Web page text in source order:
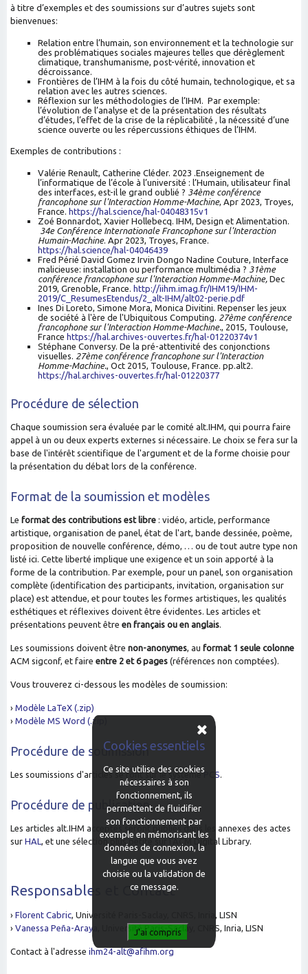
à titre d’exemples et des soumissions sur d’autres sujets sont
bienvenues:
Relation entre l’humain, son environnement et la technologie sur
des problématiques sociales majeures telles que dérèglement
climatique, transhumanisme, post-vérité, innovation et
décroissance.
Frontières de l’IHM à la fois du côté humain, technologique, et sa
relation avec les autres sciences.
Réflexion sur les méthodologies de l’IHM. Par exemple:
l’évolution de l’analyse et de la présentation des résultats
d’études, l’effet de la crise de la réplicabilité , la nécessité d’une
science ouverte ou les répercussions éthiques de l’IHM.
Exemples de contributions :
Valérie Renault, Catherine Cléder. 2023 .Enseignement de
l’informatique de l’école à l’université : l’Humain, utilisateur final
des interfaces, est-il le grand oublié ? 34ème conférence
francophone sur l'Interaction Homme-Machine, Apr 2023, Troyes,
France. https://hal.science/hal-04048315v1
Zoé Bonnardot, Xavier Hollebecq. IHM, Design et Alimentation.
34e Conférence Internationale Francophone sur l'Interaction
Humain-Machine. Apr 2023, Troyes, France.
https://hal.science/hal-04046439
Fred Périé David Gomez Irvin Dongo Nadine Couture, Interface
malicieuse: installation ou performance multimédia ? 31ème
conférence francophone sur l'Interaction Homme-Machine, Dec
2019, Grenoble, France. http://iihm.imag.fr/IHM19/IHM-
2019/C_ResumesEtendus/2_alt-IHM/alt02-perie.pdf
Ines Di Loreto, Simone Mora, Monica Divitini. Repenser les jeux
de société à l'ère de l'Ubiquitous Computing.
27ème conférence
francophone sur l'Interaction Homme-Machine.
, 2015, Toulouse,
France https://hal.archives-ouvertes.fr/hal-01220374v1
Stéphane Conversy. De la pré-attentivité des conjonctions
visuelles.
27ème conférence francophone sur l'Interaction
Homme-Machine. , Oct 2015, Toulouse, France. pp.alt2.
https://hal.archives-ouvertes.fr/hal-01220377
Procédure de sélection
Chaque soumission sera évaluée par le comité alt.IHM, qui pourra faire
appel à un ou deux experts externes si nécessaire. Le choix se fera sur la
base de l'intérêt scientifique de l'argument et de la forme choisie pour
la présentation du débat lors de la conférence.
Format de la soumission et modèles
Le format des contributions est libre : vidéo, article, performance
artistique, organisation de panel, état de l'art, bande dessinée, poème,
proposition de nouvelle conférence, démo, … ou de tout autre type non
listé ici. Cette liberté implique une exigence et un soin apporté à la
forme de la contribution. Par exemple, pour un panel, son organisation
complète (identification des participants, invitation, organisation sur
place) est attendue, et pour toutes les formes artistiques, les qualités
esthétiques et réflexives doivent être évidentes. Les articles et
présentations peuvent être en français ou en anglais
Les soumissions doivent être non-anonymes , au format 1 seule colonne
ACM sigconf, et faire entre 2 et 6 pages (références non comptées).
Vous trouverez ci-dessous les modèles de soumission:
› Modèle LaTeX (.zip)
› Modèle MS Word (.zip)
Procédure de soumission
Les soumissions d'articles se font sur le systèmePCS
Procédure de publication
Les articles alt.IHM acceptés seront publiés dans les annexes des actes
sur HAL , et une sélection plus petite sur l'ACM Digital Library.
Responsables et Contact
› Florent Cabric , Université Paris-Saclay, CNRS, Inria, LISN
› Vanessa Peña-Araya , Université Paris-Saclay, CNRS, Inria, LISN
Contact à l'adresse ihm24-alt@afihm.org
Cookies essentiels
Ce site utilise des cookies
nécessaires à son
fonctionnement, ils
permettent de fluidifier
son fonctionnement par
exemple en mémorisant les
données de connexion, la
langue que vous avez
choisie ou la validation de
ce message.